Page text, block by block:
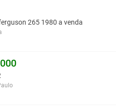
265 1980 a venda